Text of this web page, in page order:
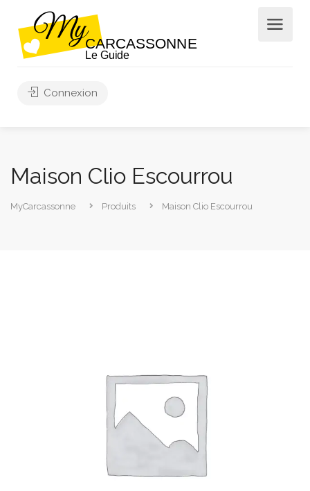
Connexion
Maison Clio Escourrou
MyCarcassonne Produits Maison Clio Escourrou